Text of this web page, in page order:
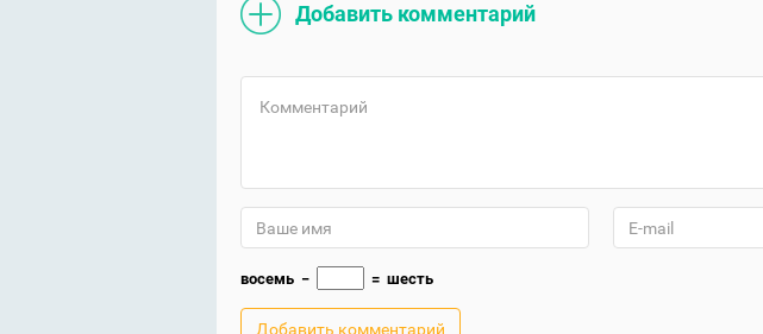
Добавить комментарий
восемь − = шесть